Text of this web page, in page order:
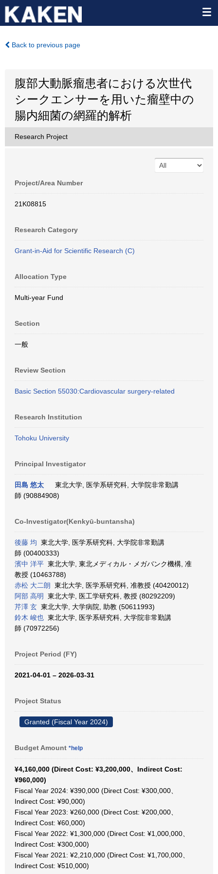
Back to previous page
腹部大動脈瘤患者における次世代
シークエンサーを用いた瘤壁中の
腸内細菌の網羅的解析
Research Project
Project/Area Number
21K08815
Research Category
Grant-in-Aid for Scientific Research (C)
Allocation Type
Multi-year Fund
Section
一般
Review Section
Basic Section 55030:Cardiovascular surgery-related
Research Institution
Tohoku University
Principal Investigator
田島 悠太
東北大学, 医学系研究科, 大学院非常勤講
師 (90884908)
Co-Investigator(Kenkyū-buntansha)
後藤 均 東北大学, 医学系研究科, 大学院非常勤講
師 (00400333)
濱中 洋平 東北大学, 東北メディカル・メガバンク機構, 准
教授 (10463788)
赤松 大二朗 東北大学, 医学系研究科, 准教授 (40420012)
阿部 高明
東北大学, 医工学研究科, 教授 (80292209)
芹澤 玄 東北大学, 大学病院, 助教 (50611993)
鈴木 峻也 東北大学, 医学系研究科, 大学院非常勤講
師 (70972256)
Project Period (FY)
2021-04-01 – 2026-03-31
Project Status
Granted (Fiscal Year 2024)
Budget Amount *help
¥4,160,000 (Direct Cost: ¥3,200,000、Indirect Cost:
¥960,000)
Fiscal Year 2024: ¥390,000 (Direct Cost: ¥300,000、
Indirect Cost: ¥90,000)
Fiscal Year 2023: ¥260,000 (Direct Cost: ¥200,000、
Indirect Cost: ¥60,000)
Fiscal Year 2022: ¥1,300,000 (Direct Cost: ¥1,000,000、
Indirect Cost: ¥300,000)
Fiscal Year 2021: ¥2,210,000 (Direct Cost: ¥1,700,000、
Indirect Cost: ¥510,000)